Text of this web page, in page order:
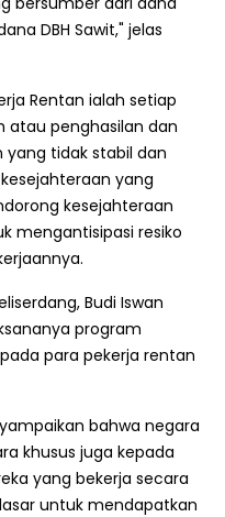
DBH Sawit," jelas
Rentan ialah setiap
atau penghasilan dan
yang tidak stabil dan
yang
kesejahteraan
mengantisipasi resiko
Budi Iswan
program
para pekerja rentan
bahwa negara
khusus juga kepada
yang bekerja secara
untuk mendapatkan